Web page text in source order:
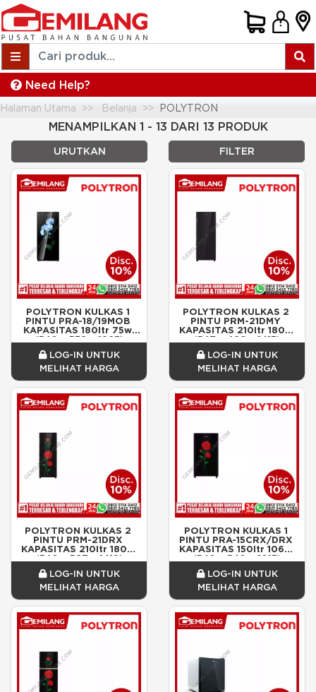
Need Help?
Halaman Utama Belanja POLYTRON
MENAMPILKAN 1 - 13 DARI 13 PRODUK
URUTKAN FILTER
POLYTRON KULKAS 1
PINTU PRA-18/19MOB
KAPASITAS 180ltr 75w
(540 x 538 x 1223)
LOG-IN UNTUK
MELIHAT HARGA
POLYTRON KULKAS 2
PINTU PRM-21DMY
KAPASITAS 210ltr 180w
(547 x 426 x 1413)
LOG-IN UNTUK
MELIHAT HARGA
POLYTRON KULKAS 2
PINTU PRM-21DRX
KAPASITAS 210ltr 180w
(540 x 587 x 1412)
LOG-IN UNTUK
MELIHAT HARGA
POLYTRON KULKAS 1
PINTU PRA-15CRX/DRX
KAPASITAS 150ltr 106w
(540 x 540 x 1013)
LOG-IN UNTUK
MELIHAT HARGA